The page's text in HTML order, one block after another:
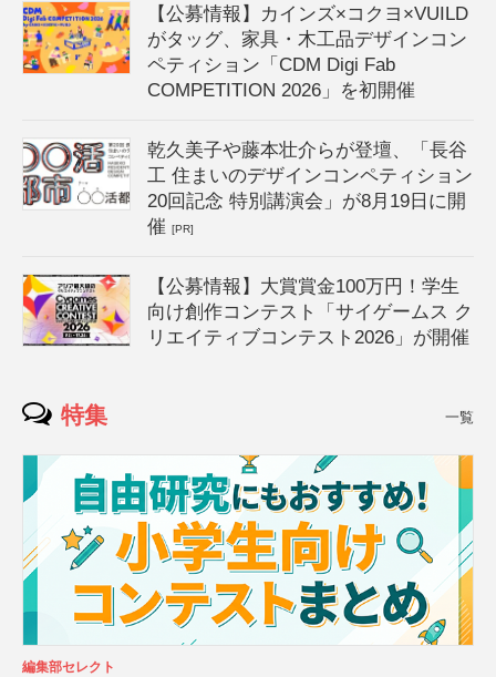
【公募情報】カインズ×コクヨ×VUILD
がタッグ、家具・木工品デザインコン
ペティション「CDM Digi Fab
COMPETITION 2026」を初開催
乾久美子や藤本壮介らが登壇、「長谷
工 住まいのデザインコンペティション
20回記念 特別講演会」が8月19日に開
催[PR]
【公募情報】大賞賞金100万円！学生
向け創作コンテスト「サイゲームス ク
リエイティブコンテスト2026」が開催
特集 一覧
編集部セレクト